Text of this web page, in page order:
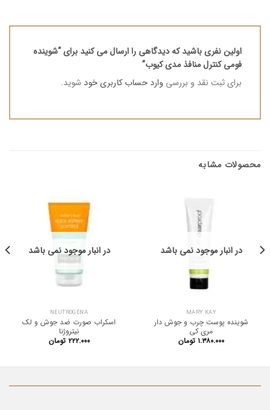
اولین نفری باشید که دیدگاهی را ارسال می کنید برای “شوینده
فومی کنترل منافذ مدی کیوب”
برای ثبت نقد و بررسی وارد حساب کاربری خود شوید.
محصولات مشابه
در انبار موجود نمی باشد
MARY KAY
شوینده پوست چرب و جوش دار
مری کی
۱.۳۸۰.۰۰۰ تومان
در انبار موجود نمی باشد
NEUTROGENA
اسکراب صورت ضد جوش و لک
نیتروژنا
۲۲۲.۰۰۰ تومان